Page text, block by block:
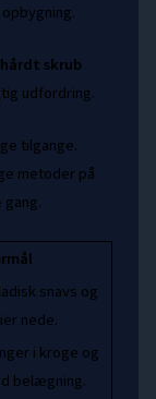
skrub
udfordring.
tilgange.
metoder på
snavs og
nede.
i kroge og
belægning.